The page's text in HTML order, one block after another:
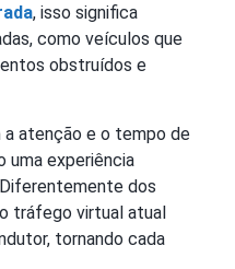
, isso significa
como veículos que
obstruídos e
a atenção e o tempo de
uma experiência
dos
tráfego virtual atual
tornando cada